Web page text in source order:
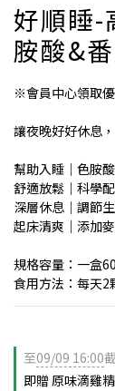
好順睡-
胺酸&
※會員中心領取
讓夜晚好好休息
幫助入睡｜色胺
舒適放鬆｜科學
深層休息｜調節
起床清爽｜添加
規格容量：一盒
食用方法：每天2
至09/09 16:00
即贈 原味滴雞